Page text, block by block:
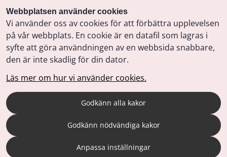
Webbplatsen använder cookies
Vi använder oss av cookies för att förbättra upplevelsen
på vår webbplats. En cookie är en datafil som lagras i
syfte att göra användningen av en webbsida snabbare,
den är inte skadlig för din dator.
Läs mer om hur vi använder cookies.
Godkänn alla kakor
Godkänn nödvändiga kakor
Anpassa inställningar